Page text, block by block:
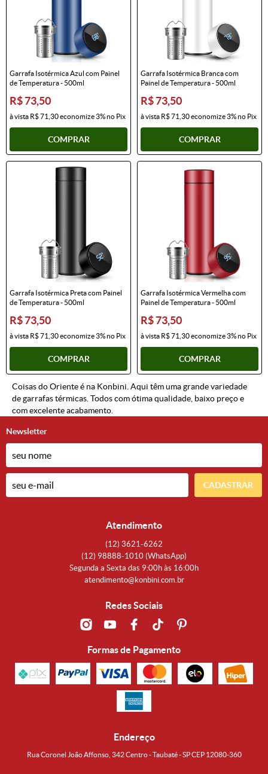
Garrafa Isotérmica Azul com Painel
de Temperatura - 500ml
R$ 73,50
à vista R$ 71,30economize3%no Pix
COMPRAR
Garrafa Isotérmica Branca com
Painel de Temperatura - 500ml
R$ 73,50
à vista R$ 71,30economize3%no Pix
COMPRAR
Garrafa Isotérmica Preta com Painel
de Temperatura - 500ml
R$ 73,50
à vista R$ 71,30economize3%no Pix
COMPRAR
Garrafa Isotérmica Vermelha com
Painel de Temperatura - 500ml
R$ 73,50
à vista R$ 71,30economize3%no Pix
COMPRAR
Coisas do Oriente é na Konbini. Aqui têm uma grande variedade
de garrafas térmicas. Todos com ótima qualidade, baixo preço e
com excelente acabamento.
Newsletter
CADASTRAR
Atendimento
(12) 3621-6262
(12) 98888-1010 (WhatsApp)
Segunda a Sexta das 9:00h às 16:00h
atendimento@konbini.com.br
Redes Sociais
Formas de Pagamento
Endereço
Rua Coronel João Affonso, 342 Centro - Taubaté - SP CEP 12080-360